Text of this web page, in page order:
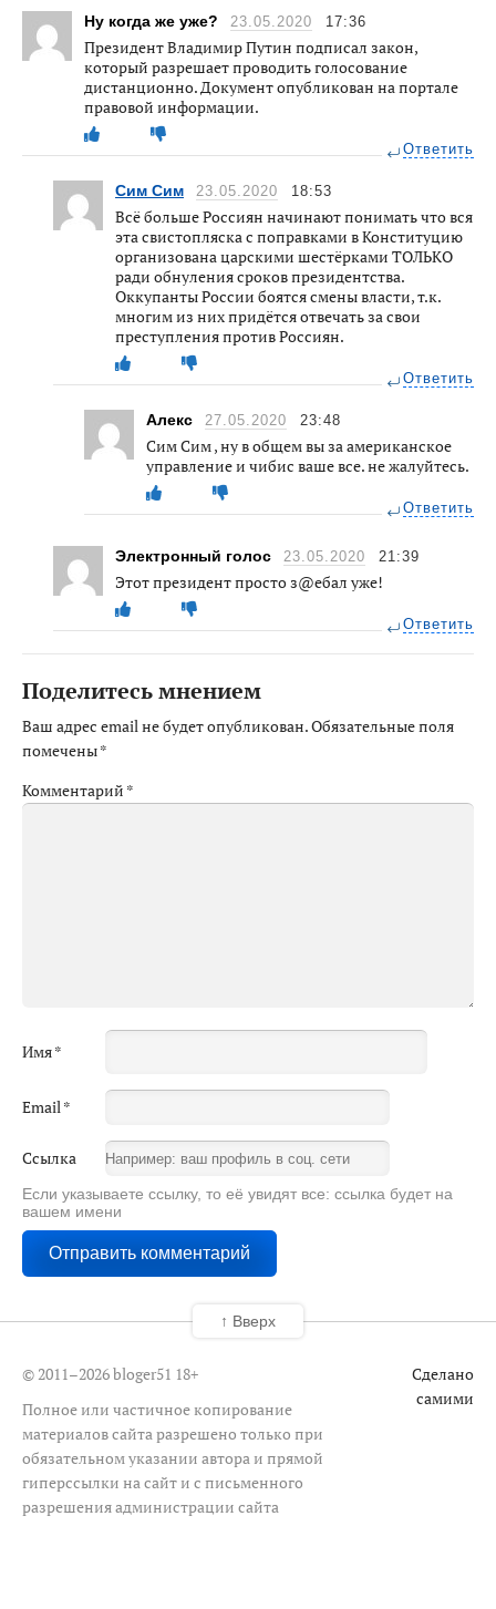
Ну когда же уже? 23.05.2020 17:36
Президент Владимир Путин подписал закон,
который разрешает проводить голосование
дистанционно. Документ опубликован на портале
правовой информации.
Ответить
Сим Сим 23.05.2020 18:53
Всё больше Россиян начинают понимать что вся
эта свистопляска с поправками в Конституцию
организована царскими шестёрками ТОЛЬКО
ради обнуления сроков президентства.
Оккупанты России боятся смены власти, т.к.
многим из них придётся отвечать за свои
преступления против Россиян.
Ответить
Алекс 27.05.2020 23:48
Сим Сим , ну в общем вы за американское
управление и чибис ваше все. не жалуйтесь.
Ответить
Электронный голос 23.05.2020 21:39
Этот президент просто з@ебал уже!
Ответить
Поделитесь мнением
Ваш адрес email не будет опубликован.Обязательные поля
помечены*
Комментарий *
Имя*
Email*
Ссылка
Если указываете ссылку, то её увидят все: ссылка будет на
вашем имени
© 2011–2026 bloger51 18+
Полное или частичное копирование
материалов сайта разрешено только при
обязательном указании автора и прямой
гиперссылки на сайт и с письменного
разрешения администрации сайта
Сделано
самими
↑ Вверх